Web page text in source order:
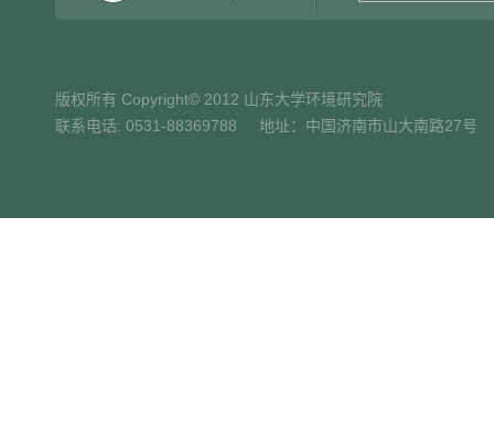
版权所有 Copyright© 2012 山东大学环境研究院
联系电话: 0531-88369788 地址：中国济南市山大南路27号